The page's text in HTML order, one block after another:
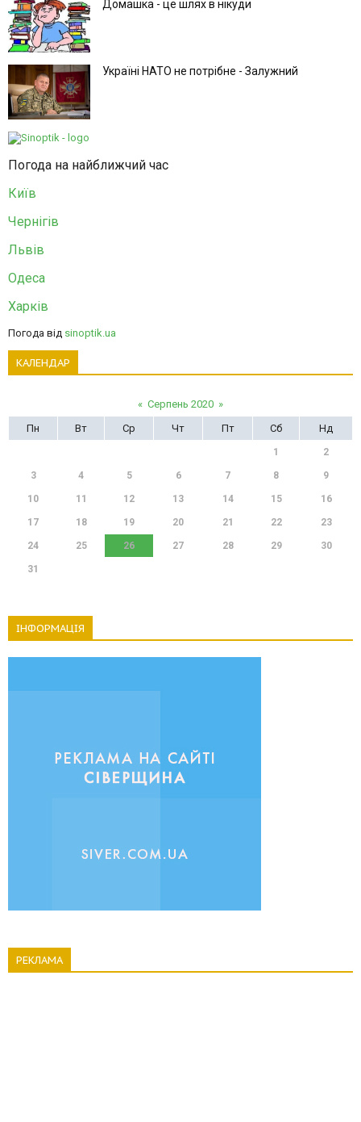
Домашка - це шлях в нікуди
Україні НАТО не потрібне - Залужний
Погода на найближчий час
Київ
Чернігів
Львів
Одеса
Харків
Погода від sinoptik.ua
КАЛЕНДАР
« Серпень 2020 »
Пн
Вт Ср Чт Пт Сб Нд
1 2
3 4 5 6 7 8 9
10 11 12 13 14 15 16
17 18 19 20 21 22 23
24 25 26 27 28 29 30
31
ІНФОРМАЦІЯ
РЕКЛАМА